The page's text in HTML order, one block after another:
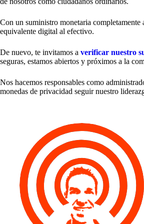
Con un suministro monetaria
equivalente digital al efectivo.
De nuevo, te invitamos a verificar nuestro
seguras, estamos abiertos y próximos a la
Nos hacemos responsables como
monedas de privacidad seguir nuestro